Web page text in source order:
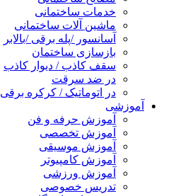
خدمات ساختمانی
ماشین آلات ساختمانی
آسانسور /پله برقی /بالابر
بازسازی ساختمان
سقف کاذب / دیوار کاذب
در ضد سرقت
در اتوماتیک / کرکره برقی
آموزشی
آموزش حرفه و فن
آموزش تخصصی
آموزش موسیقی
آموزش کامپیوتر
آموزش ورزشی
تدریس خصوصی